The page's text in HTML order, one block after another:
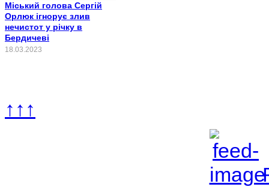
Міський голова Сергій
Орлюк ігнорує злив
нечистот у річку в
Бердичеві
18.03.2023
↑↑↑